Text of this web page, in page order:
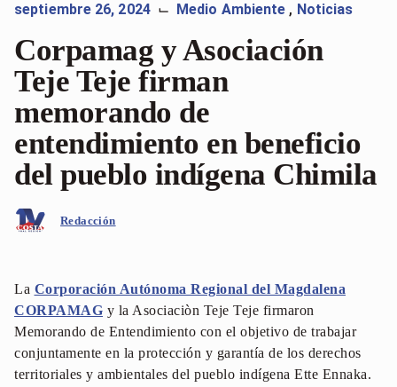
septiembre 26, 2024 ⌙ Medio Ambiente , Noticias
Corpamag y Asociación
Teje Teje firman
memorando de
entendimiento en beneficio
del pueblo indígena Chimila
Redacción
La Corporación Autónoma Regional del Magdalena
CORPAMAG y la Asociaciòn Teje Teje firmaron
Memorando de Entendimiento con el objetivo de trabajar
conjuntamente en la protección y garantía de los derechos
territoriales y ambientales del pueblo indígena Ette Ennaka.